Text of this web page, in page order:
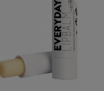
favorite_border